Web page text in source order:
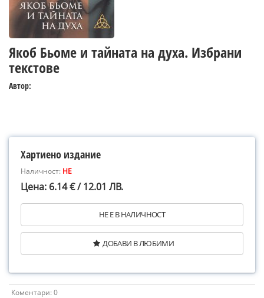
Якоб Бьоме и тайната на духа. Избрани
текстове
Автор:
Хартиено издание
Наличност: НЕ
Цена: 6.14 € / 12.01 ЛВ.
НЕ Е В НАЛИЧНОСТ
ДОБАВИ В ЛЮБИМИ
Коментари: 0